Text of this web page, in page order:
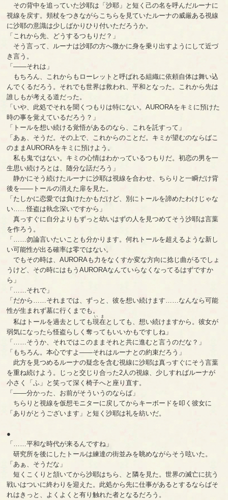
その背中を追っていた沙耶は「沙耶」と短く己の名を呼んだルーナに
視線を戻す。頬杖をつきながらこちらを見ていたルーナの威厳ある視線
に沙耶の意識は少しばかりひり付いただろうか。
「これから先、どうするつもりだ？」
そう言って、ルーナは沙耶の方へ微かに身を乗り出すようにして近づ
き言う。
「――それは」
もちろん、これからもローレットと呼ばれる組織に依頼自体は舞い込
んでくるだろう。それでも世界は救われ、平和となった。これから先は
誰しもが考える道だった。
「いや、此処でそれを聞くつもりは特にない。AURORAをキミに預けた
時の事を覚えているだろう？」
「トールを想い続ける覚悟があるのなら、これを託すって」
「あぁ、そうだ。その上で、これからのことだ。キミが望むのならばこ
のままAURORAをキミに預けよう。
私も鬼ではない。キミの心情はわかっているつもりだ。初恋の男を一
生思い続けろとは、随分な話だろう」
静かにそう続けたルーナに沙耶は視線を合わせ、ちらりと一瞬だけ背
後を――トールの消えた扉を見た。
「たしかに恋愛では負けたかもだけど、別にトールを諦めたわけじゃな
い……怪盗は執念深いですから」
真っすぐに自分よりもずっと幼いはずの人を見つめてそう沙耶は言葉
を作ろう。
「……勿論言いたいことも分かります。何れトールを超えるような新し
い可能性が出る確率は零ではない。
でもその時は、AURORAも力をなくすか変な方向に捻じ曲がるでしょ
うけど、その時にはもうAURORAなんていらなくなってるはずですか
ら」
「……それで」
「だから……それまでは、ずっと、彼を想い続けます……なんなら可能
性が生まれず墓に行くまでも。
私はトールを過去としても現在
いま
としても、想い続けますから。彼女が
弱気になったら怪盗らしく奪ってもいいかもですしね」
「……そうか、それではこのままそれと共に進むと言うのだな？」
「もちろん。本心ですよ――それはルーナとの約束だろう」
此方を見つめるルーナの疑念を含む視線に沙耶は真っすぐにそう言葉
を重ね続けよう。じっと交じり合った2人の視線、少しすればルーナが
小さく「ふ」と笑って深く椅子へと座り直す。
「――分かった、お前がそういうのならば」
ちらりと視線を仮想モニターに戻してからキーボードを叩く彼女に
「ありがとうございます」と短く沙耶は礼を紡いだ。
●
「……平和な時代が来るんですね」
研究所を後にしたトールは練達の街並みを眺めながらそう呟いた。
「あぁ、そうだな」
短くこくりと頷いてから沙耶はちら、と隣を見た。世界の滅亡に抗う
戦いはついに終わりを迎えた。此処から先に仕事があるとするならばそ
れはきっと、よくよくと有り触れた者となるだろう。